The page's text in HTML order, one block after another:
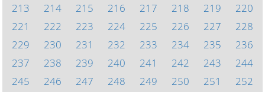
213
214 215 216 217 218 219
220
221
222 223 224 225 226 227
228
229
230 231 232 233 234 235
236
237
238 239 240 241 242 243
244
245
246 247 248 249 250 251
252